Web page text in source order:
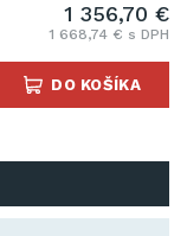
1 356,70 €
1 668,74 € s DPH
DO KOŠÍKA